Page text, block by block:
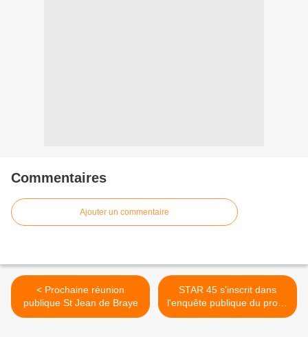
Commentaires
Ajouter un commentaire
< Prochaine réunion
publique St Jean de Braye
STAR 45 s'inscrit dans
l'enquête publique du projet
de carrière! >